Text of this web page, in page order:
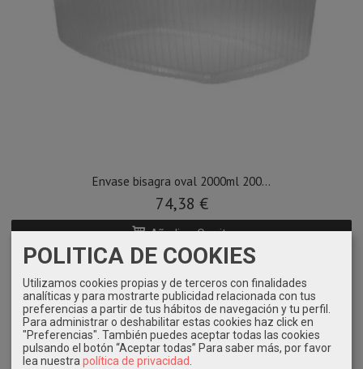
Envase bisagra oval 2000ml 200...
74,38 €
Añadir a Carrito
POLITICA DE COOKIES
Utilizamos cookies propias y de terceros con finalidades
analíticas y para mostrarte publicidad relacionada con tus
preferencias a partir de tus hábitos de navegación y tu perfil.
Para administrar o deshabilitar estas cookies haz click en
"Preferencias". También puedes aceptar todas las cookies
pulsando el botón “Aceptar todas” Para saber más, por favor
lea nuestrapolítica de privacidad.